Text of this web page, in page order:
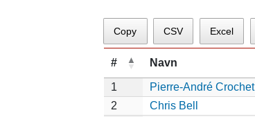
Copy CSV Excel
# Navn
1 Pierre-André Crochet
2
Chris Bell